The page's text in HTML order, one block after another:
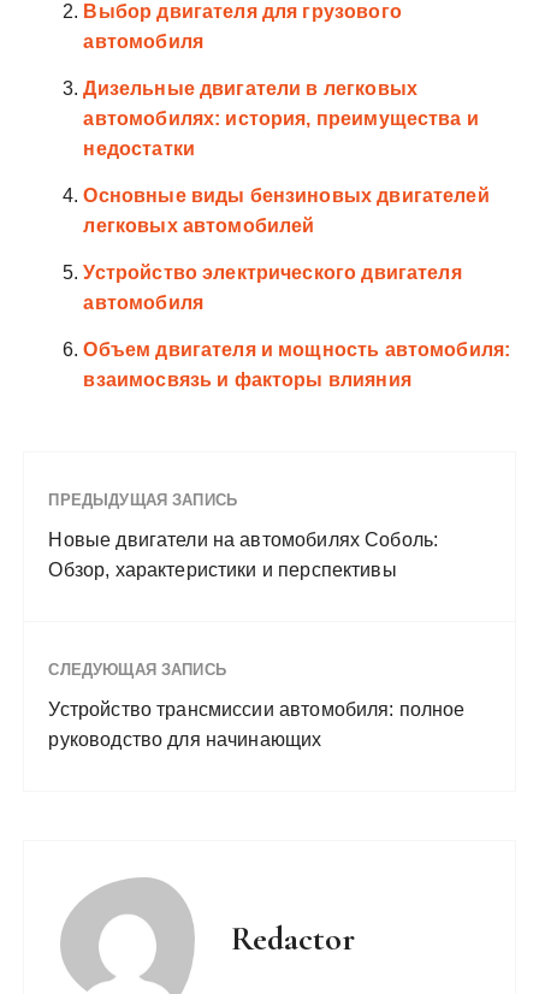
Выбор двигателя для грузового
автомобиля
Дизельные двигатели в легковых
автомобилях: история, преимущества и
недостатки
Основные виды бензиновых двигателей
легковых автомобилей
Устройство электрического двигателя
автомобиля
Объем двигателя и мощность автомобиля:
взаимосвязь и факторы влияния
ПРЕДЫДУЩАЯ ЗАПИСЬ
Новые двигатели на автомобилях Соболь:
Обзор, характеристики и перспективы
СЛЕДУЮЩАЯ ЗАПИСЬ
Устройство трансмиссии автомобиля: полное
руководство для начинающих
Redactor